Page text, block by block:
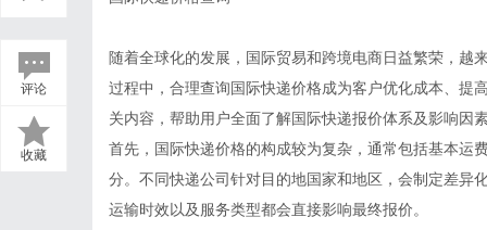
评论
收藏
随着全球化的发展，国际贸易和跨境电商日益繁荣，越
过程中，合理查询国际快递价格成为客户优化成本、提
关内容，帮助用户全面了解国际快递报价体系及影响因
首先，国际快递价格的构成较为复杂，通常包括基本运
分。不同快递公司针对目的地国家和地区，会制定差异
运输时效以及服务类型都会直接影响最终报价。